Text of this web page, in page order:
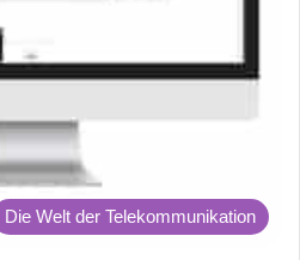
Die Welt der Telekommunikation